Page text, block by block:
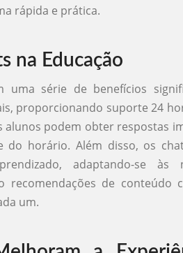
rápida e prática.
na Educação
uma série de benefícios
proporcionando suporte 24
alunos podem obter respostas
do horário. Além disso, os
adaptando-se às
recomendações de conteúdo
um.